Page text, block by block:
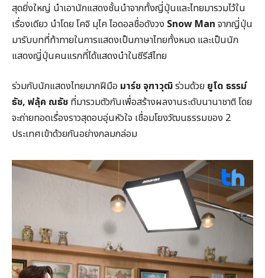
สุดยิ่งใหญ่ นำเอานักแสดงชั้นนำจากทั้งญี่ปุ่นและไทยมารวมไว้ใน
เรื่องเดียว นำโดย โคจิ มุไค ไอดอลชื่อดังวง Snow Man จากญี่ปุ่น
มารับบทที่ท้าทายในการแสดงเป็นภาษาไทยทั้งหมด และเป็นนัก
แสดงญี่ปุ่นคนแรกที่ได้แสดงนำในซีรีส์ไทย
ร่วมกับนักแสดงไทยมากฝีมือ มาร์ช จุฑาวุฒิร่วมด้วย ยูโด ธรรม์
ธัช, ฟลุ้ค ณธัช ที่มารวมตัวกันเพื่อสร้างผลงานระดับนานาชาติ โดย
จะถ่ายทอดเรื่องราวสุดอบอุ่นหัวใจ เชื่อมโยงวัฒนธรรมของ 2
ประเทศเข้าด้วยกันอย่างกลมกล่อม